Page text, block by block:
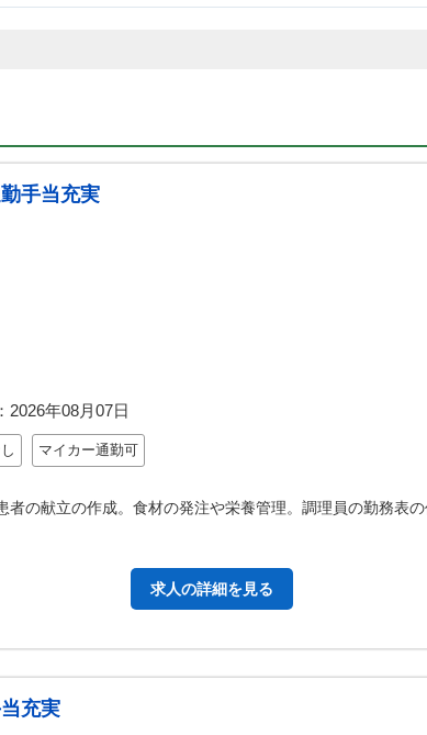
手当充実
2026年08月07日
マイカー通勤可
の献立の作成。食材の発注や栄養管理。調理員の勤務表
求人の詳細を見る
充実